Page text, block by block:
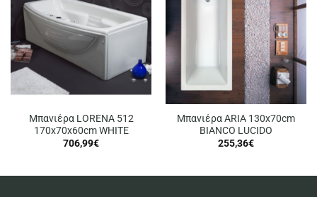
Μπανιέρα LORENA 512
170x70x60cm WHITE
706,99€
Μπανιέρα ARIA 130x70cm
BIANCO LUCIDO
255,36€